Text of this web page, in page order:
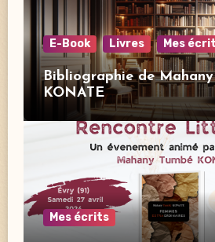
E-Book Livres Mes
Bibliographie de Mahany
KONATE
Mes écrits